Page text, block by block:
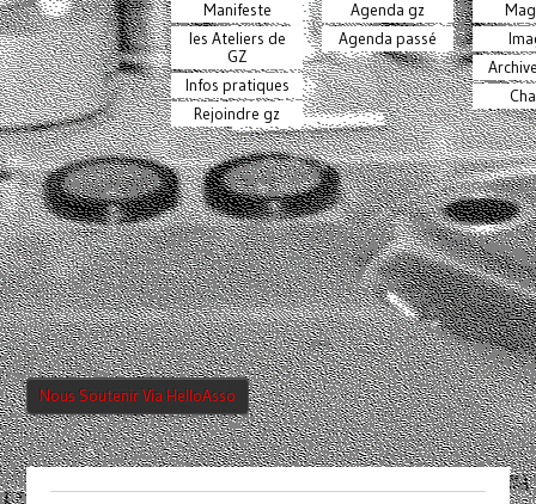
Manifeste
les Ateliers de
GZ
Infos pratiques
Rejoindre gz
Agenda gz
Agenda passé
Nous Soutenir Via HelloAsso